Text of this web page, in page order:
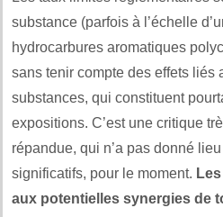
substance (parfois à l’échelle
hydrocarbures aromatiques
sans tenir compte des effets liés
substances, qui constituent
expositions. C’est une critique
répandue, qui n’a pas donné
significatifs, pour le moment.
aux potentielles synergies de